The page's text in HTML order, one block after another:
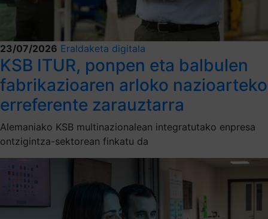
23/07/2026 Eraldaketa digitala
KSB ITUR, ponpen eta balbulen
fabrikazioaren arloko nazioarteko
erreferente zarauztarra
Alemaniako KSB multinazionalean integratutako enpresa
ontzigintza-sektorean finkatu da